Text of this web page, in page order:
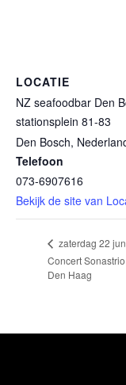
LOCATIE
NZ seafoodbar Den
stationsplein 81-83
Den Bosch,
Telefoon
073-6907616
Bekijk de site van
zaterdag 22
Concert
Den Haag